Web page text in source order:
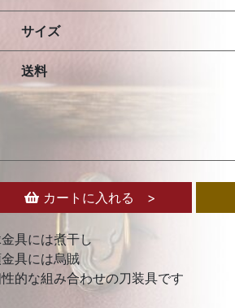
サイズ
送料
カートに入れる >
具には煮干し
具には烏賊
的な組み合わせの刀装具です